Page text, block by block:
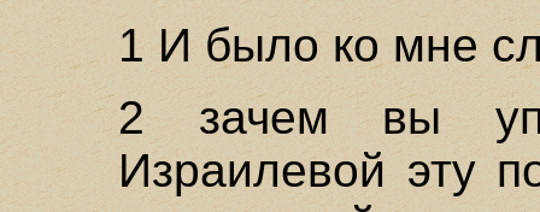
1 И было ко мне
2 зачем вы
Израилевой эту